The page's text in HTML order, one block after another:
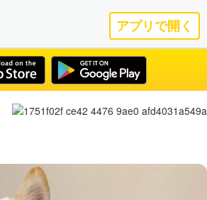
アプリで開く